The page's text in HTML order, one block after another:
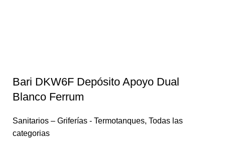
Bari DKW6F Depósito Apoyo Dual
Blanco Ferrum
Sanitarios – Griferías - Termotanques, Todas las
categorias